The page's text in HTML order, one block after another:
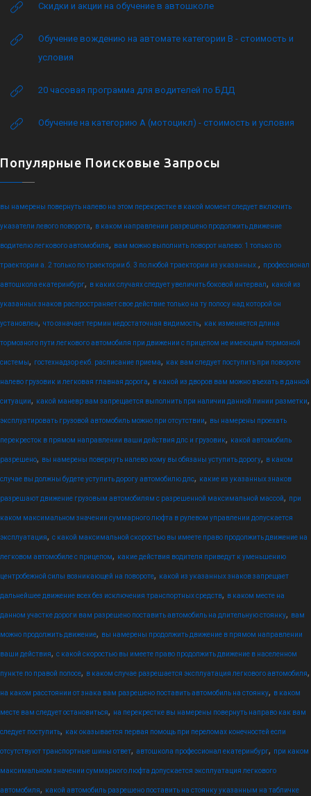
Скидки и акции на обучение в автошколе
Обучение вождению на автомате категории B - стоимость и
условия
20 часовая программа для водителей по БДД
Обучение на категорию А (мотоцикл) - стоимость и условия
Популярные Поисковые Запросы
вы намерены повернуть налево на этом перекрестке в какой момент следует включить
указатели левого поворота, в каком направлении разрешено продолжить движение
водителю легкового автомобиля, вам можно выполнить поворот налево: 1 только по
траектории а. 2 только по траектории б. 3 по любой траектории из указанных. , профессионал
автошкола екатеринбург, в каких случаях следует увеличить боковой интервал, какой из
указанных знаков распространяет свое действие только на ту полосу над которой он
установлен, что означает термин недостаточная видимость, как изменяется длина
тормозного пути легкового автомобиля при движении с прицепом не имеющим тормозной
системы, гостехнадзор екб. расписание приема, как вам следует поступить при повороте
налево грузовик и легковая главная дорога, в какой из дворов вам можно въехать в данной
ситуации, какой маневр вам запрещается выполнить при наличии данной линии разметки,
эксплуатировать грузовой автомобиль можно при отсутствии, вы намерены проехать
перекресток в прямом направлении ваши действия дпс и грузовик, какой автомобиль
разрешено, вы намерены повернуть налево кому вы обязаны уступить дорогу, в каком
случае вы должны будете уступить дорогу автомобилю дпс, какие из указанных знаков
разрешают движение грузовым автомобилям с разрешенной максимальной массой, при
каком максимальном значении суммарного люфта в рулевом управлении допускается
эксплуатация, с какой максимальной скоростью вы имеете право продолжить движение на
легковом автомобиле с прицепом, какие действия водителя приведут к уменьшению
центробежной силы возникающей на повороте, какой из указанных знаков запрещает
дальнейшее движение всех без исключения транспортных средств, в каком месте на
данном участке дороги вам разрешено поставить автомобиль на длительную стоянку, вам
можно продолжить движение, вы намерены продолжить движение в прямом направлении
ваши действия, с какой скоростью вы имеете право продолжить движение в населенном
пункте по правой полосе, в каком случае разрешается эксплуатация легкового автомобиля,
на каком расстоянии от знака вам разрешено поставить автомобиль на стоянку, в каком
месте вам следует остановиться, на перекрестке вы намерены повернуть направо как вам
следует поступить, как оказывается первая помощь при переломах конечностей если
отсутствуют транспортные шины ответ, автошкола профессионал екатеринбург, при каком
максимальном значении суммарного люфта допускается эксплуатация легкового
автомобиля, какой автомобиль разрешено поставить на стоянку указанным на табличке